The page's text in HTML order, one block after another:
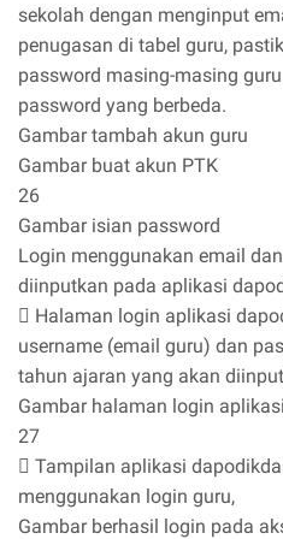
sekolah dengan menginput
penugasan di tabel guru,
password masing-masing
password yang berbeda.
Gambar tambah akun guru
Gambar buat akun PTK
26
Gambar isian password
Login menggunakan email
diinputkan pada aplikasi
 Halaman login aplikasi
username (email guru) dan
tahun ajaran yang akan
Gambar halaman login aplikasi
27
 Tampilan aplikasi
menggunakan login guru,
Gambar berhasil login pada